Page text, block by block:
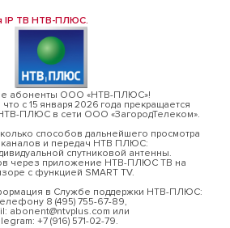
IP ТВ НТВ-ПЛЮС.
абоненты ООО «НТВ-ПЛЮС»!
с 15 января 2026 года прекращается
ПЛЮС в сети ООО «ЗагородТелеком».
способов дальнейшего просмотра
и передач НТВ ПЛЮС:
спутниковой антенны.
через приложение НТВ-ПЛЮС ТВ на
с функцией SMART TV.
в Службе поддержки НТВ-ПЛЮС:
8 (495) 755-67-89,
abonent@ntvplus.com или
+7 (916) 571-02-79.